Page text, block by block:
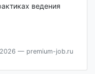
ведения
— premium-job.ru